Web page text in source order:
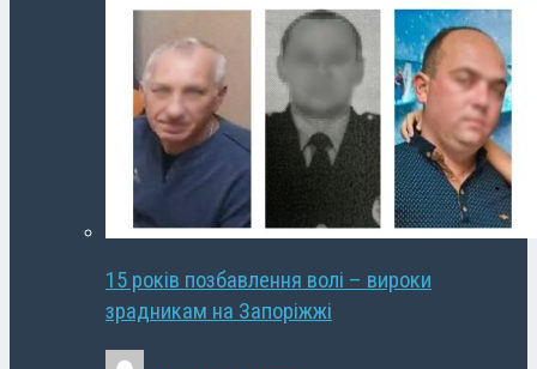
15 років позбавлення волі – вироки
зрадникам на Запоріжжі